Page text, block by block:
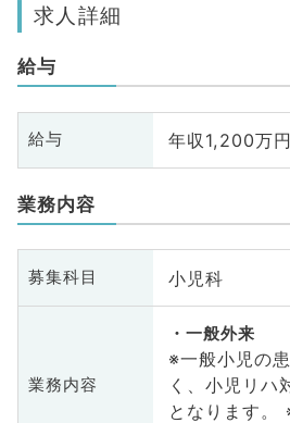
求人詳細
給与
給与 年収1,200万
業務内容
募集科目 小児科
業務内容
一般外来
※一般小児の
く、小児リハ
となります。